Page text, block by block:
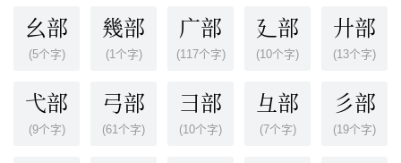
幺部
(5个字)
幾部
(1个字)
广部
(117个字)
廴部
(10个字)
廾部
(13个字)
弋部
(9个字)
弓部
(61个字)
彐部
(10个字)
彑部
(7个字)
彡部
(19个字)